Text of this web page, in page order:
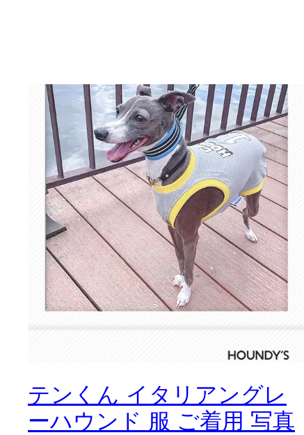
テンくん イタリアングレ
ーハウンド 服 ご着用 写真